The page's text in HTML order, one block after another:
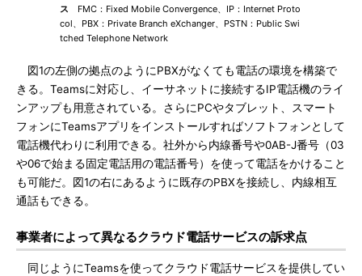
ス FMC：Fixed Mobile Convergence、IP：Internet Proto
col、PBX：Private Branch eXchanger、PSTN：Public Swi
tched Telephone Network
図1の左側の拠点のようにPBXがなくても電話の環境を構築で
きる。Teamsに対応し、イーサネットに接続するIP電話機のライ
ンアップも用意されている。さらにPCやタブレット、スマート
フォンにTeamsアプリをインストールすればソフトフォンとして
電話機代わりに利用できる。社外から内線番号や0AB-J番号（03
や06で始まる固定電話用の電話番号）を使って電話をかけること
も可能だ。図1の右にあるように既存のPBXを接続し、内線相互
通話もできる。
事業者によって異なるクラウド電話サービスの訴求点
同じようにTeamsを使ってクラウド電話サービスを提供してい